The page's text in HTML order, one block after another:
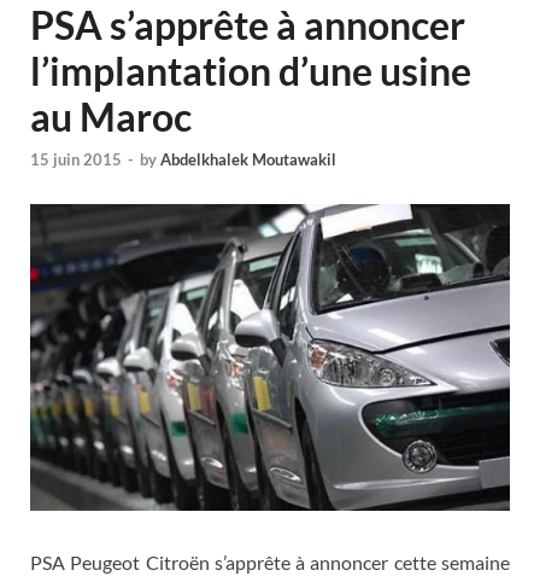
PSA s’apprête à annoncer
l’implantation d’une usine
au Maroc
15 juin 2015 - byAbdelkhalek Moutawakil
PSA Peugeot Citroën s’apprête à annoncer cette semaine